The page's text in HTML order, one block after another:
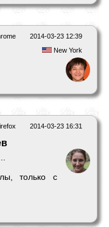
2014-03-23 12:39
New York
2014-03-23 16:31
только с